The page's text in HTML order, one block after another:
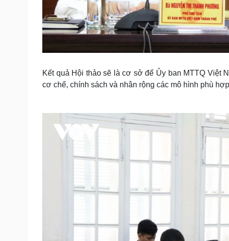
Kết quả Hội thảo sẽ là cơ sở để Ủy ban MTTQ Việt
cơ chế, chính sách và nhân rộng các mô hình phù